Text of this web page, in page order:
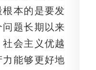
本的是要发
题长期以来
会主义优越
能够更好地